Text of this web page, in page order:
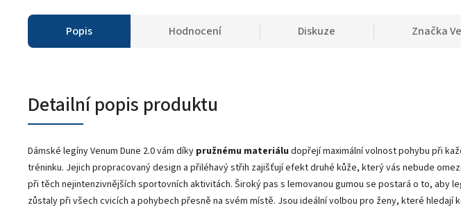
Popis Hodnocení Diskuze Značka
Detailní popis produktu
Dámské legíny Venum Dune 2.0 vám díky pružnému materiálu dopřejí maximální volnost pohybu při
tréninku. Jejich propracovaný design a přiléhavý střih zajišťují efekt druhé kůže, který vás nebude
při těch nejintenzivnějších sportovních aktivitách. Široký pas s lemovanou gumou se postará o to, aby
zůstaly při všech cvicích a pohybech přesně na svém místě. Jsou ideální volbou pro ženy, které hledají